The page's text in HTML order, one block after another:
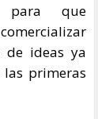
para que
de ideas ya
primeras